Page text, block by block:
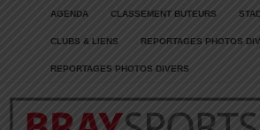
AGENDA CLASSEMENT BUTEURS
CLUBS & LIENS REPORTAGES PHOTOS
REPORTAGES PHOTOS DIVERS